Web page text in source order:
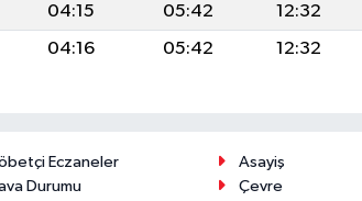
04:15 05:42 12:32
04:16 05:42 12:32
Eczaneler
Durumu
Asayiş
Çevre